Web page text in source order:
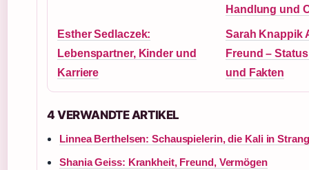
Handlung und
Esther Sedlaczek:
Lebenspartner, Kinder und
Karriere
Sarah Knappik
Freund –
und Fakten
4 VERWANDTE ARTIKEL
Linnea Berthelsen: Schauspielerin, die Kali in
Shania Geiss: Krankheit, Freund, Vermögen